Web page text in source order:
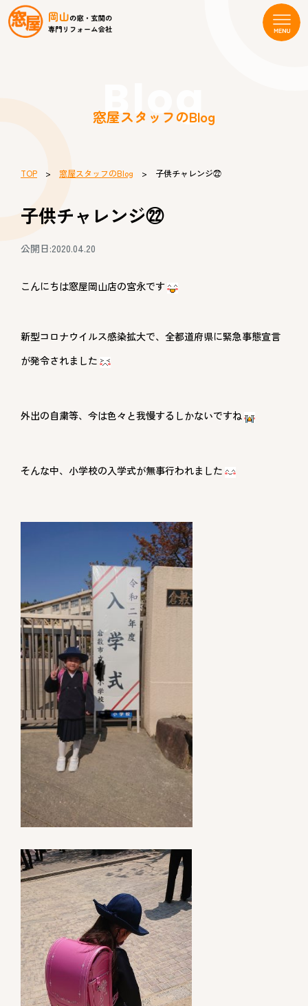
Blog
窓屋スタッフのBlog
TOP > 窓屋スタッフのBlog > 子供チャレンジ㉒
子供チャレンジ㉒
公開日:2020.04.20
こんにちは窓屋岡山店の宮永です
新型コロナウイルス感染拡大で、全都道府県に緊急事態宣言
が発令されました
外出の自粛等、今は色々と我慢するしかないですね
そんな中、小学校の入学式が無事行われました